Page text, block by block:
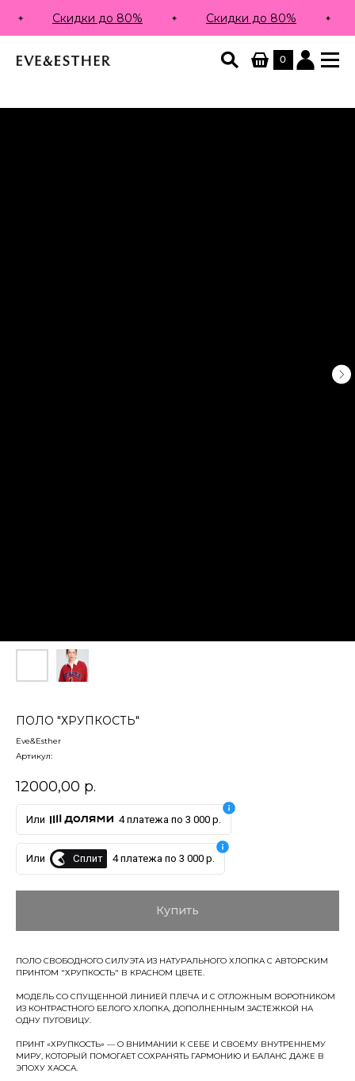
0
Скидки до 80% Скидки до 80%
ПОЛО "ХРУПКОСТЬ"
Eve&Esther
Артикул:
12000,00 р.
Или 4 платежа по 3 000 р.
Или Сплит 4 платежа по 3 000 р.
Купить
ПОЛО СВОБОДНОГО СИЛУЭТА ИЗ НАТУРАЛЬНОГО ХЛОПКА С АВТОРСКИМ
ПРИНТОМ "ХРУПКОСТЬ" В КРАСНОМ ЦВЕТЕ.
МОДЕЛЬ СО СПУЩЕННОЙ ЛИНИЕЙ ПЛЕЧА И С ОТЛОЖНЫМ ВОРОТНИКОМ
ИЗ КОНТРАСТНОГО БЕЛОГО ХЛОПКА, ДОПОЛНЕННЫМ ЗАСТЁЖКОЙ НА
ОДНУ ПУГОВИЦУ.
ПРИНТ «ХРУПКОСТЬ» — О ВНИМАНИИ К СЕБЕ И СВОЕМУ ВНУТРЕННЕМУ
МИРУ, КОТОРЫЙ ПОМОГАЕТ СОХРАНЯТЬ ГАРМОНИЮ И БАЛАНС ДАЖЕ В
ЭПОХУ ХАОСА.